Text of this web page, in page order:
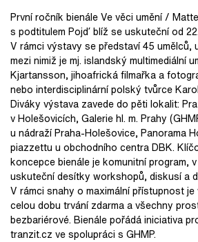
První ročník bienále Ve věci umění /
s podtitulem Pojď blíž se uskuteční od 22.
V rámci výstavy se představí 45 umělců,
mezi nimiž je mj. islandský multimediální
Kjartansson, jihoafrická filmařka a
nebo interdisciplinární polský tvůrce
Diváky výstava zavede do pěti lokalit:
v Holešovicích, Galerie hl. m. Prahy
u nádraží Praha-Holešovice, Panorama
piazzettu u obchodního centra DBK.
koncepce bienále je komunitní program,
uskuteční desítky workshopů, diskusí a
V rámci snahy o maximální přístupnost
celou dobu trvání zdarma a všechny
bezbariérové. Bienále pořádá iniciativa
tranzit.cz ve spolupráci s GHMP.